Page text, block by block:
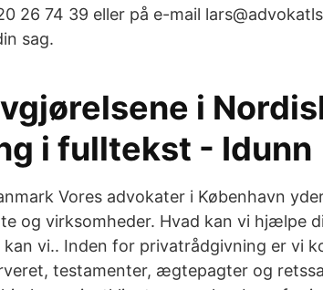
26 74 39 eller på e-mail
sag.
i
i fulltekst - Idunn
Vores advokater i København
og virksomheder. Hvad kan vi hjælpe
kan vi.. Inden for privatrådgivning er vi
testamenter, ægtepagter og